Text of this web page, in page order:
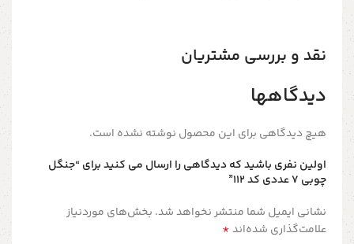
نقد و بررسی مشتریان
دیدگاهها
هیچ دیدگاهی برای این محصول نوشته نشده است.
اولین نفری باشید که دیدگاهی را ارسال می کنید برای “جنگل
چوبی ۷ عددی کد ۱۱۲”
نشانی ایمیل شما منتشر نخواهد شد. بخش‌های موردنیاز
علامت‌گذاری شده‌اند*